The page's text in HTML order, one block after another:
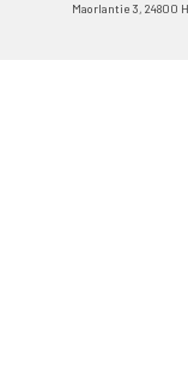
Maorlantie 3, 24800